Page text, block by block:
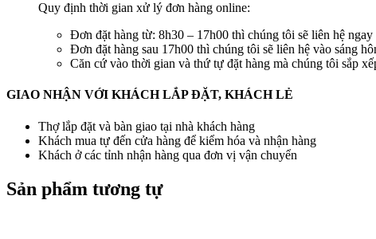
Quy định thời gian xử lý đơn hàng online:
Đơn đặt hàng từ: 8h30 – 17h00 thì chúng tôi sẽ liên hệ ngay
Đơn đặt hàng sau 17h00 thì chúng tôi sẽ liên hệ vào sáng
Căn cứ vào thời gian và thứ tự đặt hàng mà chúng tôi sắp
GIAO NHẬN VỚI KHÁCH LẮP ĐẶT, KHÁCH LẺ
Thợ lắp đặt và bàn giao tại nhà khách hàng
Khách mua tự đến cửa hàng để kiểm hóa và nhận hàng
Khách ở các tỉnh nhận hàng qua đơn vị vận chuyển
Sản phẩm tương tự